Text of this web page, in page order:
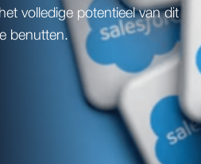
volledige potentieel van dit
benutten.